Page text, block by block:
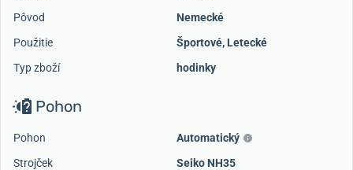
Pôvod
Nemecké
Použitie
Športové, Letecké
Typ zboží
hodinky
Pohon
Pohon
Automatický
Strojček
Seiko NH35